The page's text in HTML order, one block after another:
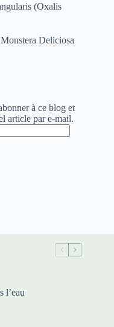
(Oxalis
Deliciosa
à ce blog et
article par e-mail.
l’eau